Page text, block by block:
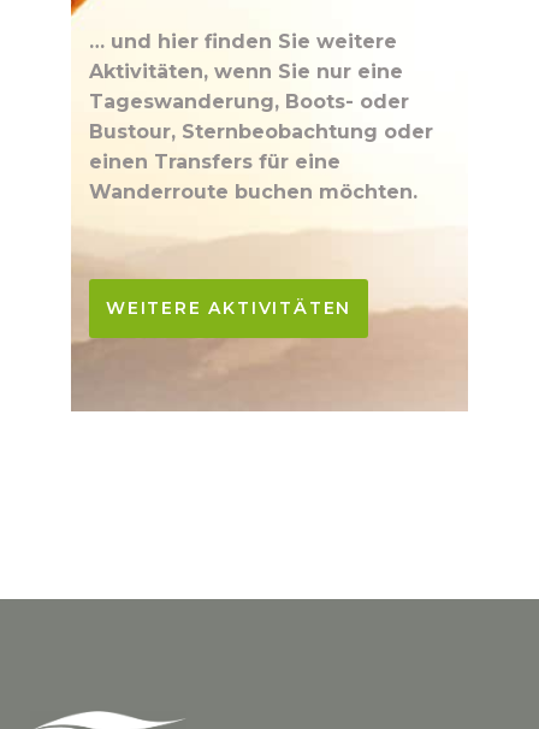
… und hier finden Sie weitere
Aktivitäten, wenn Sie nur eine
Tageswanderung, Boots- oder
Bustour, Sternbeobachtung oder
einen Transfers für eine
Wanderroute buchen möchten.
WEITERE AKTIVITÄTEN